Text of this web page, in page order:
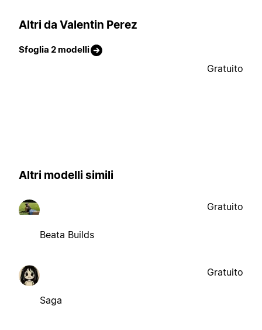
Altri da Valentin Perez
Sfoglia 2 modelli
Gratuito
Altri modelli simili
Beata Builds
Gratuito
Saga
Gratuito